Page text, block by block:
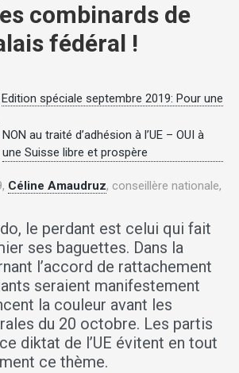
combinards de
fédéral !
Edition spéciale septembre 2019: Pour une
NON au traité d’adhésion à l’UE – OUI à
une Suisse libre et prospère
Céline Amaudruz, conseillère nationale,
le perdant est celui qui fait
ses baguettes. Dans la
l’accord de rattachement
seraient manifestement
la couleur avant les
du 20 octobre. Les partis
diktat de l’UE évitent en tout
ce thème.